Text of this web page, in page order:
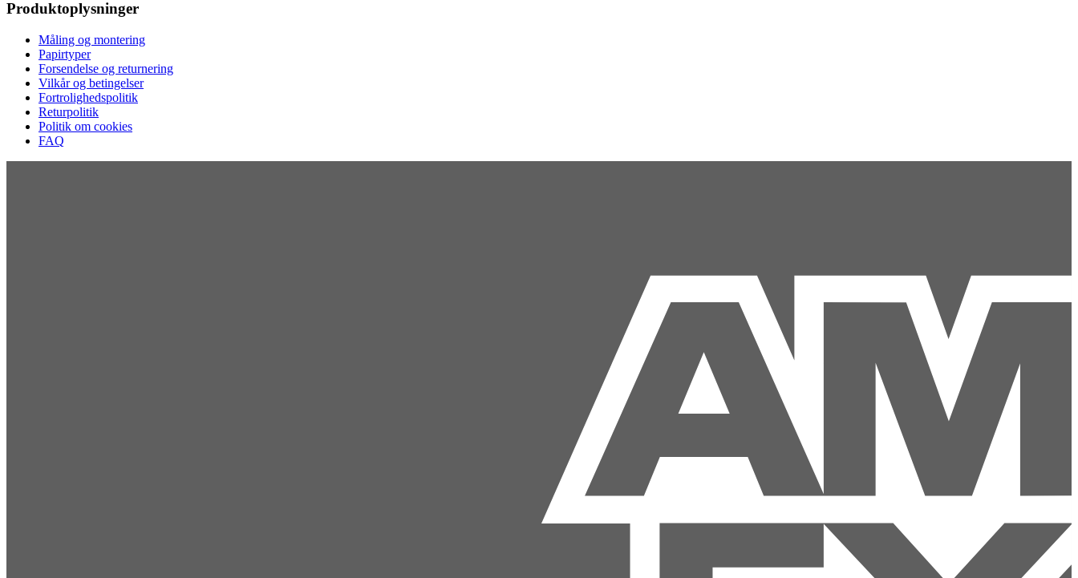
Produktoplysninger
Måling og montering
Papirtyper
Forsendelse og returnering
Vilkår og betingelser
Fortrolighedspolitik
Returpolitik
Politik om cookies
FAQ